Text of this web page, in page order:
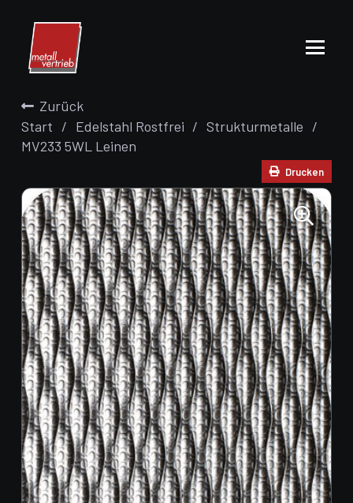
Zurück
Start / Edelstahl Rostfrei / Strukturmetalle /
MV233 5WL Leinen
Drucken